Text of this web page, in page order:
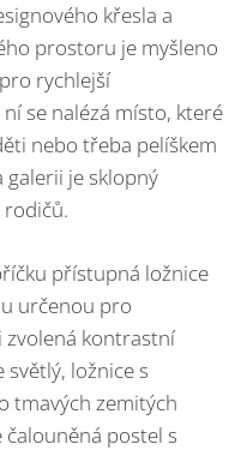
křesla a
prostoru je myšleno
rychlejší
se nalézá místo, které
nebo třeba pelíškem
galerii je sklopný
přístupná ložnice
určenou pro
zvolená kontrastní
ložnice s
tmavých zemitých
postel s